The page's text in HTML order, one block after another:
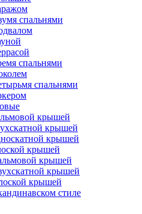
спальнями
спальнями
спальнями
крышей
крышей
крышей
крышей
крышей
крышей
крышей
стиле